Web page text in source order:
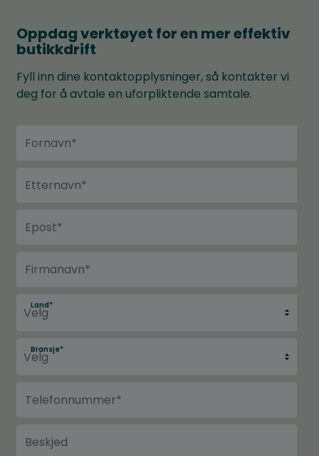
Oppdag verktøyet for en mer effektiv
butikkdrift
Fyll inn dine kontaktopplysninger, så kontakter vi
deg for å avtale en uforpliktende samtale.
Land*
Bransje*